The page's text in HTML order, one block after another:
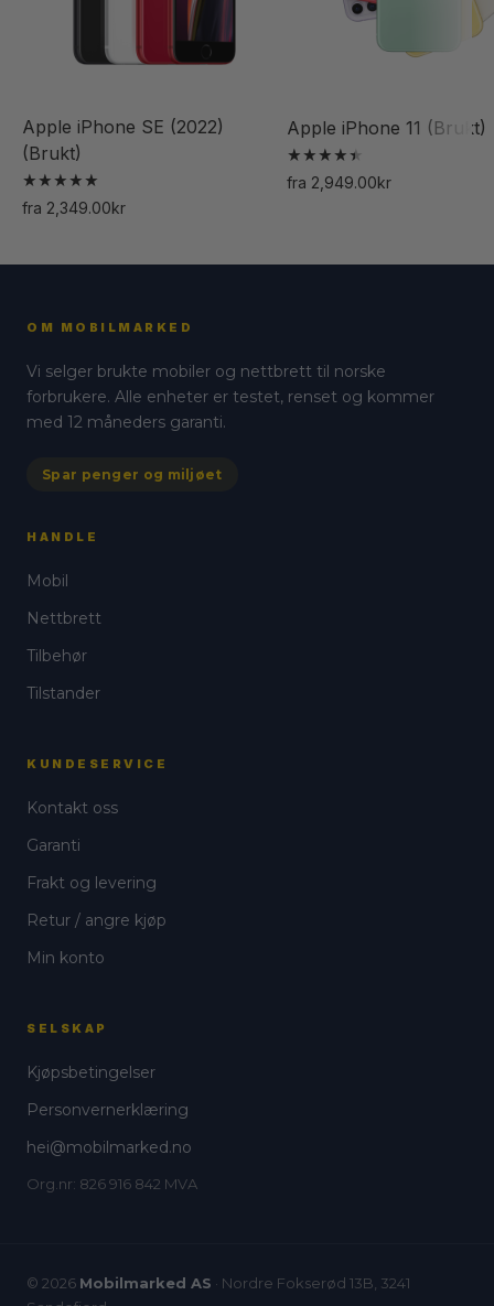
Apple iPhone SE (2022)
(Brukt)
Vurdert
5.00
fra 2,349.00kr
produktet
flere
Alternativene
Apple iPhone 11 (Brukt)
Vurdert
4.50
fra 2,949.00kr
har
OM MOBILMARKED
Vi selger brukte mobiler og nettbrett til norske
forbrukere. Alle enheter er testet, renset og kommer
med 12 måneders garanti.
Spar penger og miljøet
HANDLE
Mobil
Nettbrett
Tilbehør
Tilstander
KUNDESERVICE
Kontakt oss
Garanti
Frakt og levering
Retur / angre kjøp
Min konto
SELSKAP
Kjøpsbetingelser
Personvernerklæring
hei@mobilmarked.no
Org.nr: 826 916 842 MVA
© 2026 Mobilmarked AS · Nordre Fokserød 13B, 3241